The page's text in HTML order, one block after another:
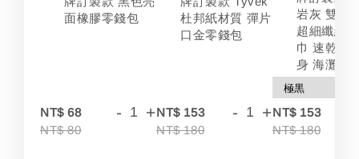
面橡膠零錢包
NT$ 68
NT$ 80
- +
杜邦紙材質 彈片
口金零錢包
NT$ 153
NT$ 180
- +
岩灰 雙色
超細纖維
巾 速乾 吸
身 海灘
NT$ 153
NT$ 180